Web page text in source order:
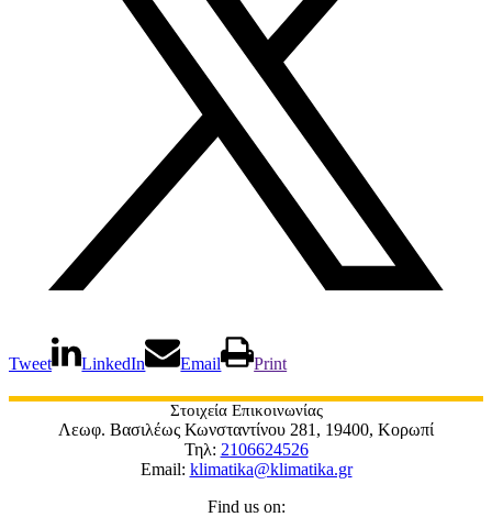
Tweet LinkedIn Email Print
Στοιχεία Επικοινωνίας
Λεωφ. Βασιλέως Κωνσταντίνου 281, 19400, Κορωπί
Τηλ: 2106624526
Email: klimatika@klimatika.gr
Find us on: